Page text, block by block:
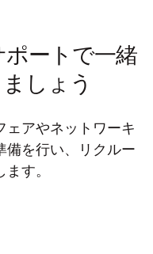
ートで一緒
しょう
ェアやネットワーキ
備を行い、リクルー
す。